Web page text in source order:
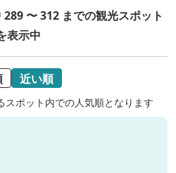
〜 312 までの観光スポット
表示中
近い順
ポット内での人気順となります